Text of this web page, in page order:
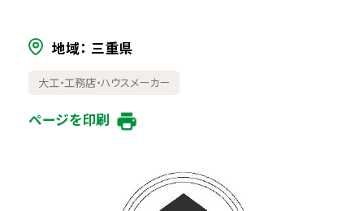
地域 三重県
大工・工務店・ハウスメーカー
ページを印刷